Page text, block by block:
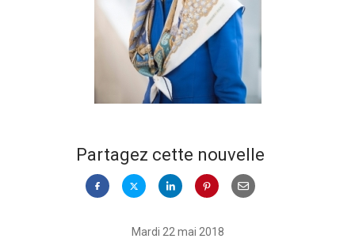
Partagez cette nouvelle
Mardi 22 mai 2018